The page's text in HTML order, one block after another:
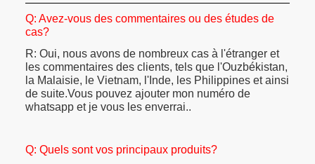
Q: Avez-vous des commentaires ou des études de
cas?
R: Oui, nous avons de nombreux cas à l'étranger et
les commentaires des clients, tels que l'Ouzbékistan,
la Malaisie, le Vietnam, l'Inde, les Philippines et ainsi
de suite.Vous pouvez ajouter mon numéro de
whatsapp et je vous les enverrai..
Q: Quels sont vos principaux produits?